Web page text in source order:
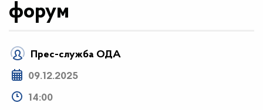
форум
Прес-служба ОДА
09.12.2025
14:00